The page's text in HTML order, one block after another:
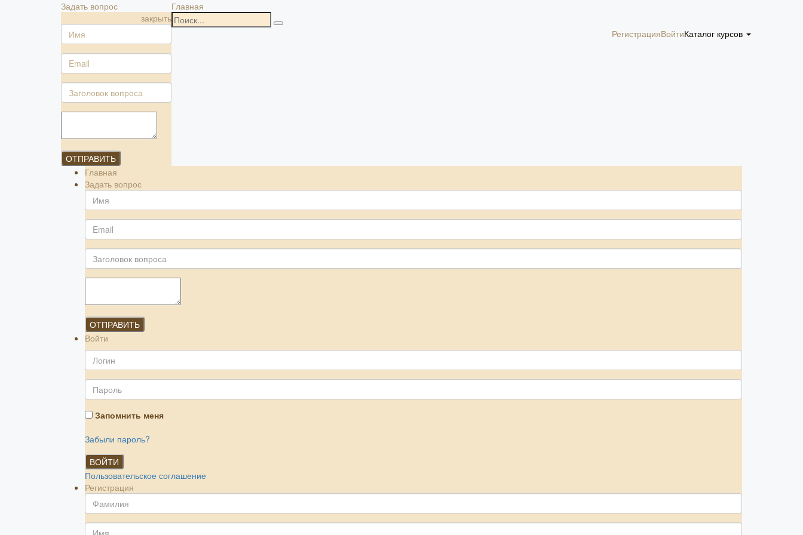
Главная
Задать вопрос
закрыть
ОТПРАВИТЬ
Каталог курсов
Войти
Регистрация
Главная
Задать вопрос
ОТПРАВИТЬ
Войти
Запомнить меня
Забыли пароль?
ВОЙТИ
Пользовательское соглашение
Регистрация